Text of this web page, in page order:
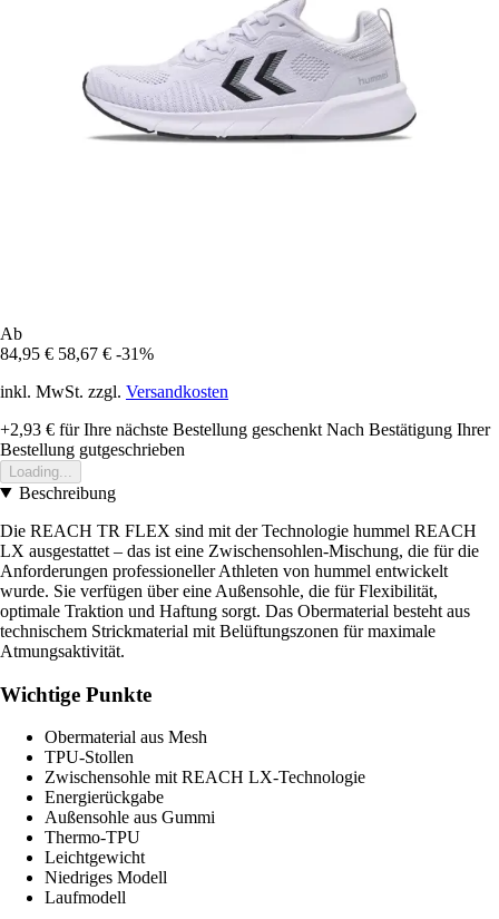
Ab
84,95 € 58,67 € -31%
inkl. MwSt. zzgl. Versandkosten
+2,93 € für Ihre nächste Bestellung geschenkt Nach Bestätigung Ihrer
Bestellung gutgeschrieben
Loading...
Beschreibung
Die REACH TR FLEX sind mit der Technologie hummel REACH
LX ausgestattet – das ist eine Zwischensohlen-Mischung, die für die
Anforderungen professioneller Athleten von hummel entwickelt
wurde. Sie verfügen über eine Außensohle, die für Flexibilität,
optimale Traktion und Haftung sorgt. Das Obermaterial besteht aus
technischem Strickmaterial mit Belüftungszonen für maximale
Atmungsaktivität.
Wichtige Punkte
Obermaterial aus Mesh
TPU-Stollen
Zwischensohle mit REACH LX-Technologie
Energierückgabe
Außensohle aus Gummi
Thermo-TPU
Leichtgewicht
Niedriges Modell
Laufmodell